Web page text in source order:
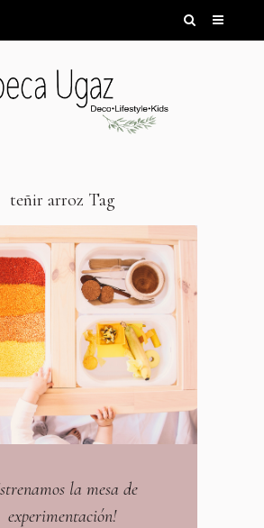
teñir arroz Tag
la mesa de
experimentación!